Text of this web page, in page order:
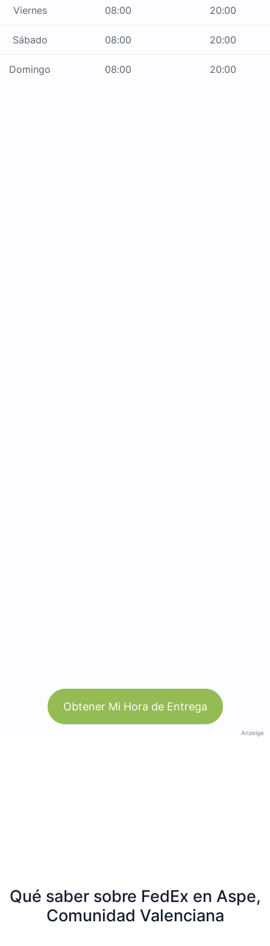
Viernes 08:00 20:00
Sábado 08:00 20:00
Domingo 08:00 20:00
Obtener Mi Hora de Entrega
Anzeige
Qué saber sobre FedEx en Aspe,
Comunidad Valenciana